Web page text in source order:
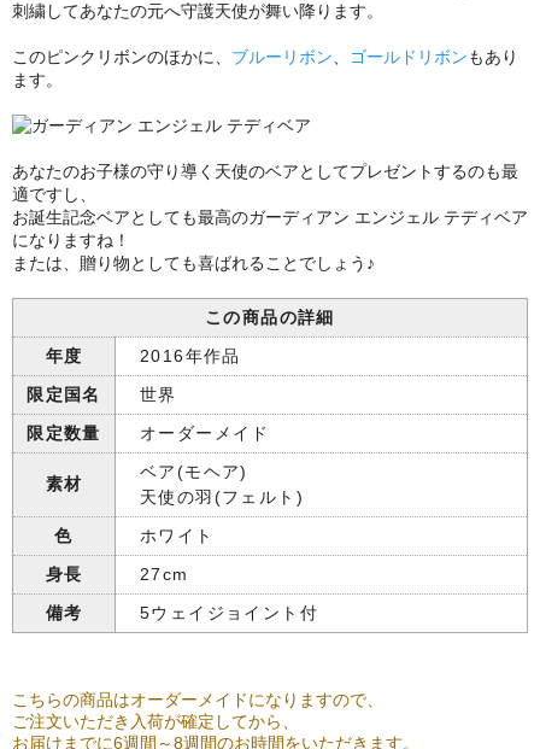
刺繍してあなたの元へ守護天使が舞い降ります。
このピンクリボンのほかに、 ブルーリボン ゴールドリボンもあり
ます。
あなたのお子様の守り導く天使のベアとしてプレゼントするのも最
適ですし、
お誕生記念ベアとしても最高のガーディアン エンジェル テディベア
になりますね！
または、贈り物としても喜ばれることでしょう♪
この商品の詳細
年度
2016年作品
限定国名
世界
限定数量
オーダーメイド
素材
ベア(モヘア)
天使の羽(フェルト)
色
ホワイト
身長
27cm
備考
5ウェイジョイント付
こちらの商品はオーダーメイドになりますので、
ご注文いただき入荷が確定してから、
お届けまでに6週間～8週間のお時間をいただきます。